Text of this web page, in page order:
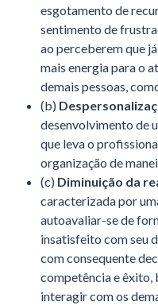
esgotamento de
sentimento de
ao perceberem que
mais energia para o
demais pessoas,
(b)
desenvolvimento de
que leva o
organização de
(c) Diminuição da
caracterizada por
autoavaliar-se de
insatisfeito com seu
com consequente
competência e êxito,
interagir com os